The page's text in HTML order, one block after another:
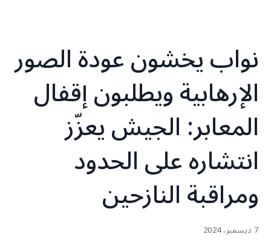
نواب يخشون عودة الصور
الإرهابية ويطلبون إقفال
المعابر: الجيش يعزّز
انتشاره على الحدود
ومراقبة النازحين
7 ديسمبر، 2024